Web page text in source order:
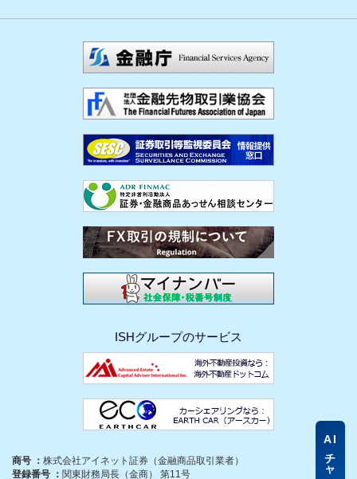
ISHグループのサービス
商号 ： 株式会社アイネット証券（金融商品取引業者）
登録番号 ： 関東財務局長（金商） 第11号
AI